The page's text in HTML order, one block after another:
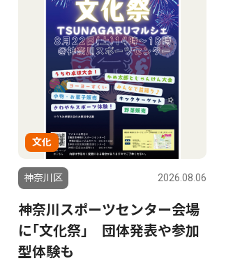
文化
神奈川区 2026.08.06
神奈川スポーツセンター会場
に｢文化祭｣ 団体発表や参加
型体験も